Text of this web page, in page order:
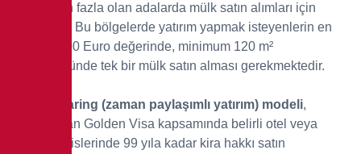
3.100’den fazla olan adalarda mülk satın alımları için
geçerlidir. Bu bölgelerde yatırım yapmak isteyenlerin en
az 800.000 Euro değerinde, minimum 120 m²
büyüklüğünde tek bir mülk satın alması gerekmektedir.
Time-Sharing (zaman paylaşımlı yatırım) modeli,
Yunanistan Golden Visa kapsamında belirli otel veya
turizm tesislerinde 99 yıla kadar kira hakkı satın